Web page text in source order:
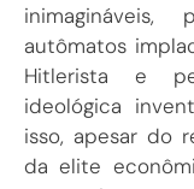
autômatos
Hitlerista e
ideológica
isso, apesar do
da elite